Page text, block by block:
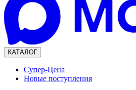
КАТАЛОГ
Супер-Цена
Новые поступления